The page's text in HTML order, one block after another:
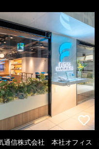
通信株式会社 本社オフィス